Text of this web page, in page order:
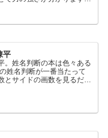
平
。姓名判断の本は色々ある
姓名判断が一番当たって
とサイドの画数を見るだけ